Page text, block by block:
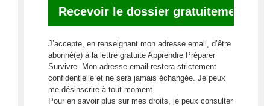
J’accepte, en renseignant mon adresse email, d’être
abonné(e) à la lettre gratuite Apprendre Préparer
Survivre. Mon adresse email restera strictement
confidentielle et ne sera jamais échangée. Je peux
me désinscrire à tout moment.
Pour en savoir plus sur mes droits, je peux consulter